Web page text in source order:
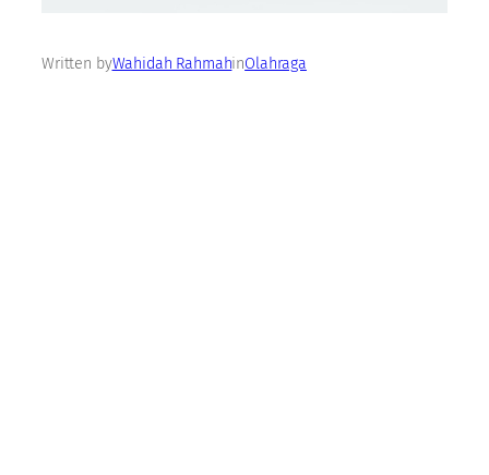
Written byWahidah RahmahinOlahraga